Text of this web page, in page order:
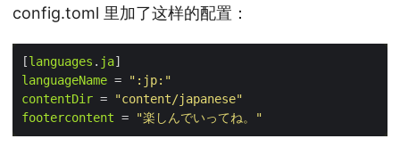
config.toml 里加了这样的配置：
[languages . ja
languageName =
":jp:"
contentDir =
"content/japanese"
footercontent = "楽しんでいってね。"